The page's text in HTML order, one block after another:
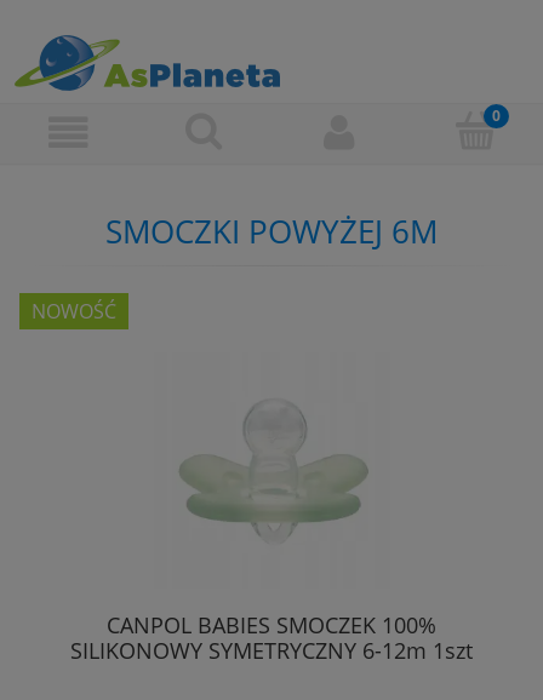
SMOCZKI POWYŻEJ 6M
CANPOL BABIES SMOCZEK 100%
SILIKONOWY SYMETRYCZNY 6-12m 1szt
NOWOŚĆ